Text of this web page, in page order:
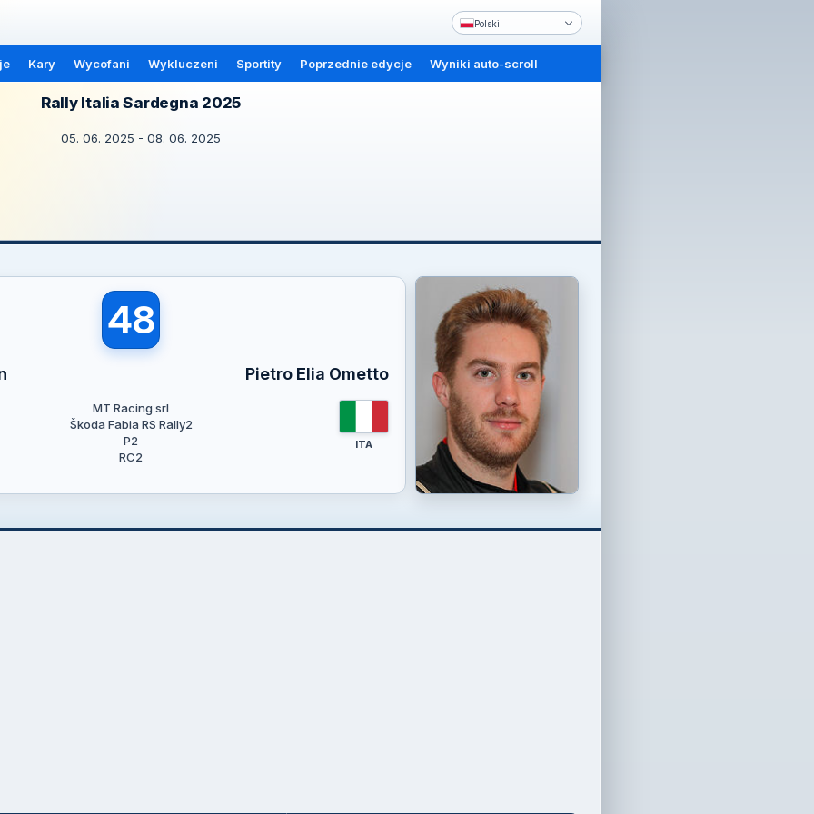
Polski
Kary Wycofani Wykluczeni Sportity Poprzednie edycje Wyniki auto-scroll
Rally Italia Sardegna 2025
05. 06. 2025 - 08. 06. 2025
48
Pietro Elia Ometto
MT Racing srl
Škoda Fabia RS Rally2
P2
RC2
ITA